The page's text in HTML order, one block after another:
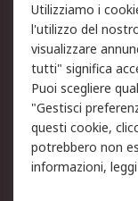
Informativa
Email Security
Condizioni di
Etica e
Chi Siamo
Utilizziamo i
l'utilizzo del
visualizzare
tutti" significa
Puoi scegliere
"Gestisci
questi cookie,
potrebbero non
informazioni,